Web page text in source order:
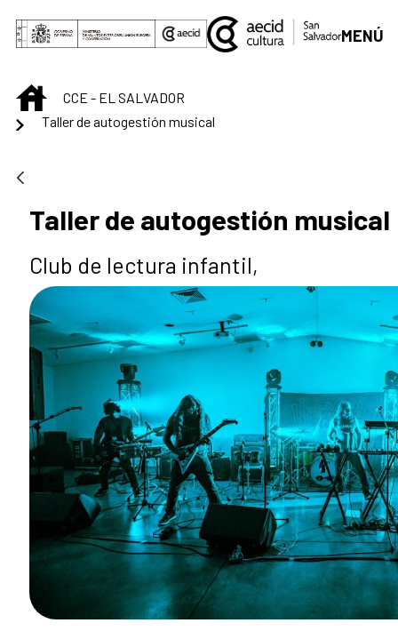
Saltar al contenido principal
MENÚ
INICIOCCE - EL SALVADOR
Taller de autogestión musical
Taller de autogestión musical
Club de lectura infantil,